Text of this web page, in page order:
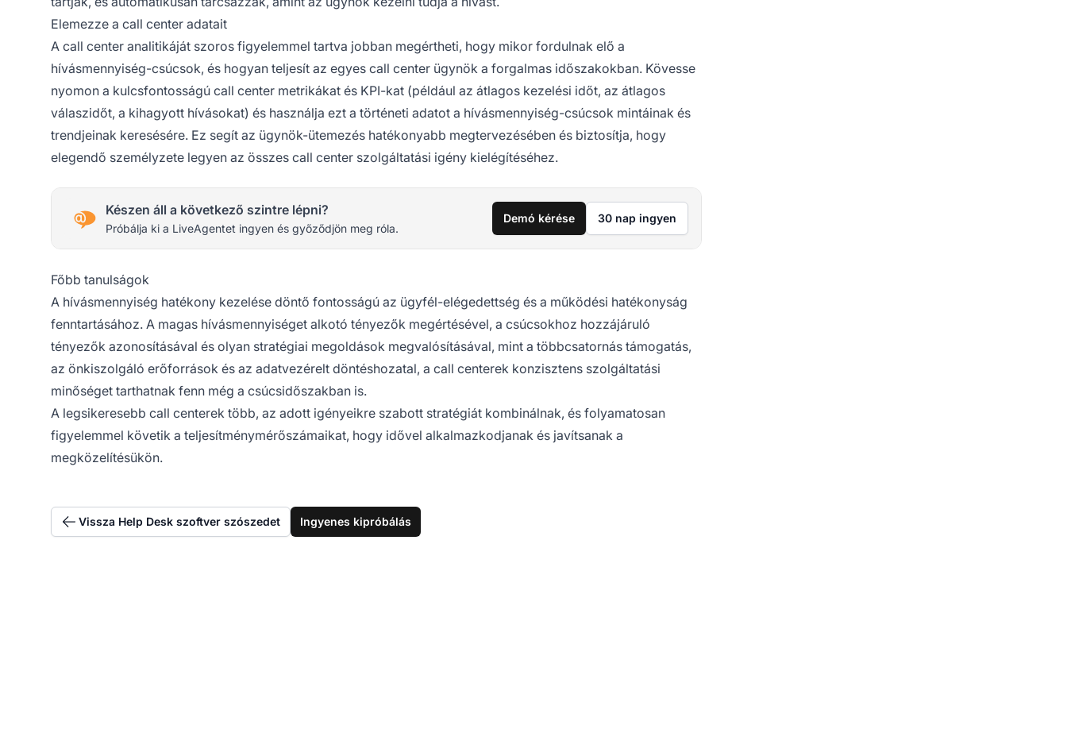
Elemezze a call center adatait
A call center analitikáját szoros figyelemmel tartva jobban megértheti, hogy mikor fordulnak elő a
hívásmennyiség-csúcsok, és hogyan teljesít az egyes call center ügynök a forgalmas időszakokban. Kövesse
nyomon a kulcsfontosságú call center metrikákat és KPI-kat (például az átlagos kezelési időt, az átlagos
válaszidőt, a kihagyott hívásokat) és használja ezt a történeti adatot a hívásmennyiség-csúcsok mintáinak és
trendjeinak keresésére. Ez segít az ügynök-ütemezés hatékonyabb megtervezésében és biztosítja, hogy
elegendő személyzete legyen az összes call center szolgáltatási igény kielégítéséhez.
Készen áll a következő szintre lépni?
Próbálja ki a LiveAgentet ingyen és győződjön meg róla.
Demó kérése 30 nap ingyen
Főbb tanulságok
A hívásmennyiség hatékony kezelése döntő fontosságú az ügyfél-elégedettség és a működési hatékonyság
fenntartásához. A magas hívásmennyiséget alkotó tényezők megértésével, a csúcsokhoz hozzájáruló
tényezők azonosításával és olyan stratégiai megoldások megvalósításával, mint a többcsatornás támogatás,
az önkiszolgáló erőforrások és az adatvezérelt döntéshozatal, a call centerek konzisztens szolgáltatási
minőséget tarthatnak fenn még a csúcsidőszakban is.
A legsikeresebb call centerek több, az adott igényeikre szabott stratégiát kombinálnak, és folyamatosan
figyelemmel követik a teljesítménymérőszámaikat, hogy idővel alkalmazkodjanak és javítsanak a
megközelítésükön.
Vissza Help Desk szoftver szószedet Ingyenes kipróbálás